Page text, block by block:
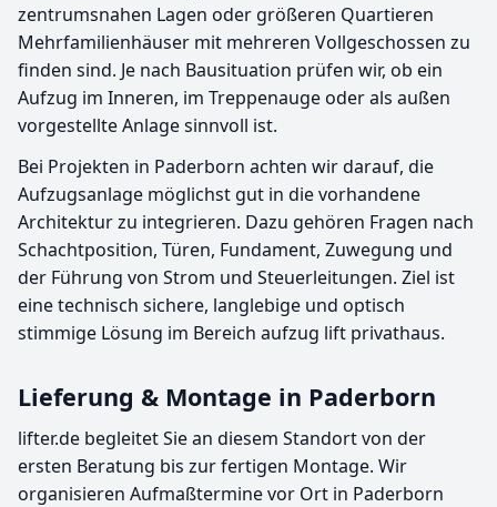
zentrumsnahen Lagen oder größeren Quartieren
Mehrfamilienhäuser mit mehreren Vollgeschossen zu
finden sind. Je nach Bausituation prüfen wir, ob ein
Aufzug im Inneren, im Treppenauge oder als außen
vorgestellte Anlage sinnvoll ist.
Bei Projekten in Paderborn achten wir darauf, die
Aufzugsanlage möglichst gut in die vorhandene
Architektur zu integrieren. Dazu gehören Fragen nach
Schachtposition, Türen, Fundament, Zuwegung und
der Führung von Strom und Steuerleitungen. Ziel ist
eine technisch sichere, langlebige und optisch
stimmige Lösung im Bereich aufzug lift privathaus.
Lieferung & Montage in Paderborn
lifter.de begleitet Sie an diesem Standort von der
ersten Beratung bis zur fertigen Montage. Wir
organisieren Aufmaßtermine vor Ort in Paderborn